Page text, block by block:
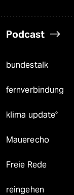
Podcast
bundestalk
fernverbindung
klima update°
Mauerecho
Freie Rede
reingehen